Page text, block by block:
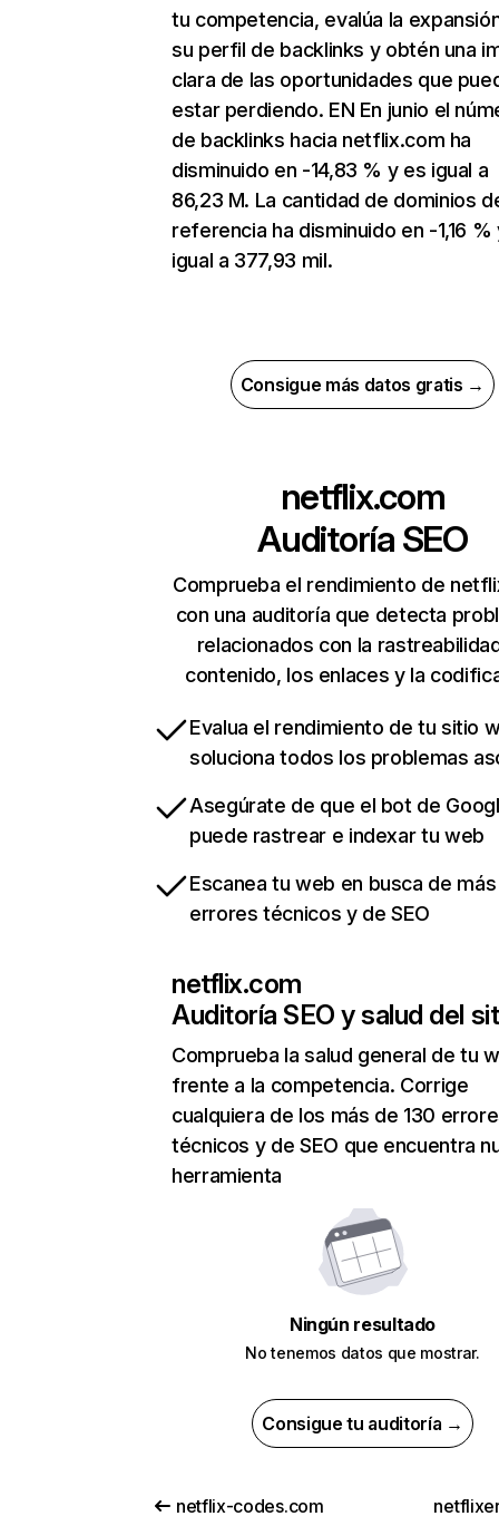
tu competencia, evalúa la
su perfil de backlinks y obtén una
clara de las oportunidades que
estar perdiendo. EN En junio el
de backlinks hacia netflix.com ha
disminuido en -14,83 % y es igual a
86,23 M. La cantidad de dominios
referencia ha disminuido en -1,16 %
igual a 377,93 mil.
Consigue más datos gratis →
netflix.com
Auditoría SEO
Comprueba el rendimiento de
con una auditoría que detecta
relacionados con la
contenido, los enlaces y la
Evalua el rendimiento de tu sitio
soluciona todos los problemas
Asegúrate de que el bot de
puede rastrear e indexar tu web
Escanea tu web en busca de
errores técnicos y de SEO
netflix.com
Auditoría SEO y salud del
Comprueba la salud general de tu
frente a la competencia. Corrige
cualquiera de los más de 130
técnicos y de SEO que encuentra
herramienta
Ningún resultado
No tenemos datos que mostrar.
Consigue tu auditoría →
netflix-codes.com